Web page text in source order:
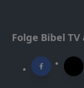
Folge Bibel